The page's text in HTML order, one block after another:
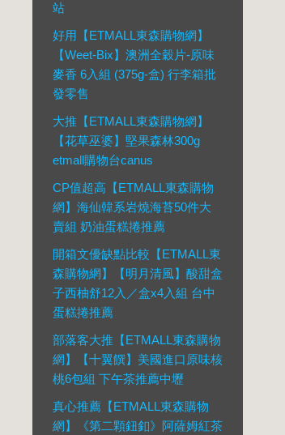
站
好用【ETMALL東森購物網】
【Weet-Bix】澳洲全穀片-原味
麥香 6入組 (375g-盒) 行李箱批
發零售
大推【ETMALL東森購物網】
【花草巫婆】堅果森林300g
etmall購物台canus
CP值超高【ETMALL東森購物
網】海仙韓系岩燒海苔50件大
賣組 奶油蛋糕捲推薦
開箱文優缺點比較【ETMALL東
森購物網】【明月清風】酸甜盒
子西柚舒12入／盒x4入組 台中
蛋糕捲推薦
部落客大推【ETMALL東森購物
網】【十翼饌】美國進口原味核
桃6包組 下午茶推薦中壢
真心推薦【ETMALL東森購物
網】《第二顆鈕釦》阿薩姆紅茶